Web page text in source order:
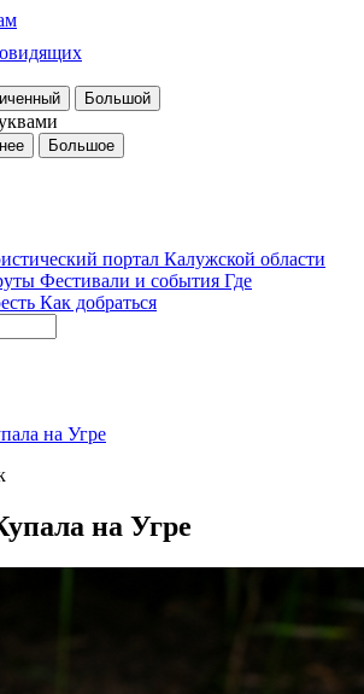
Большой
Большое
Фестивали и события Где
Как добраться
на Угре
на Угре